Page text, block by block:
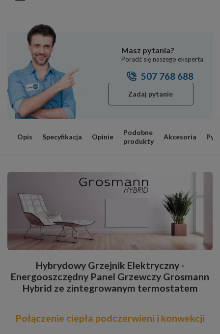
Masz pytania?
Poradź się naszego eksperta
507 768 688
Zadaj pytanie
Opis Specyfikacja Opinie
Podobne
produkty
Akcesoria
Hybrydowy Grzejnik Elektryczny -
Energooszczędny Panel Grzewczy Grosmann
Hybrid ze zintegrowanym termostatem
Połączenie ciepła podczerwieni i konwekcji